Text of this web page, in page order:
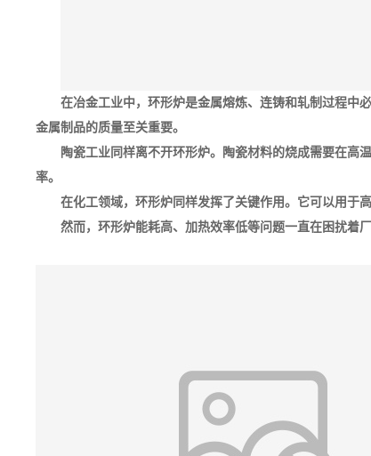
在冶金工业中，环形炉是金属熔炼、连铸和轧制过程中
金属制品的质量至关重要。
陶瓷工业同样离不开环形炉。陶瓷材料的烧成需要在高
率。
在化工领域，环形炉同样发挥了关键作用。它可以用于
然而，环形炉能耗高、加热效率低等问题一直在困扰着